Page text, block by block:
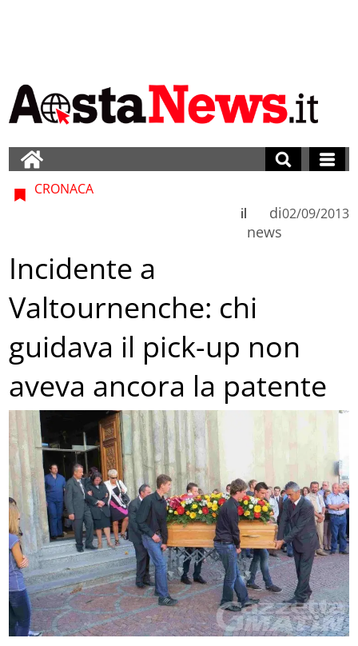
CRONACA
di
news
il 02/09/2013
Incidente a
Valtournenche: chi
guidava il pick-up non
aveva ancora la patente